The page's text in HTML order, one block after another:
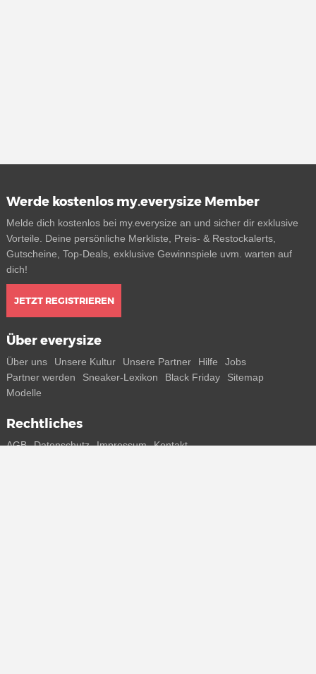
Werde kostenlos my.everysize Member
Melde dich kostenlos bei my.everysize an und sicher dir exklusive
Vorteile. Deine persönliche Merkliste, Preis- & Restockalerts,
Gutscheine, Top-Deals, exklusive Gewinnspiele uvm. warten auf
dich!
JETZT REGISTRIEREN
Über everysize
Über uns Unsere Kultur Unsere Partner Hilfe
Jobs
Partner werden
Sneaker-Lexikon Black Friday
Sitemap
Modelle
Rechtliches
AGB Datenschutz Impressum Kontakt